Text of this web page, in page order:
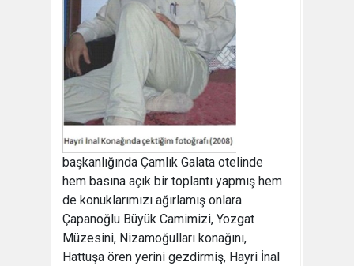
başkanlığında Çamlık Galata otelinde
hem basına açık bir toplantı yapmış hem
de konuklarımızı ağırlamış onlara
Çapanoğlu Büyük Camimizi, Yozgat
Müzesini, Nizamoğulları konağını,
Hattuşa ören yerini gezdirmiş, Hayri İnal